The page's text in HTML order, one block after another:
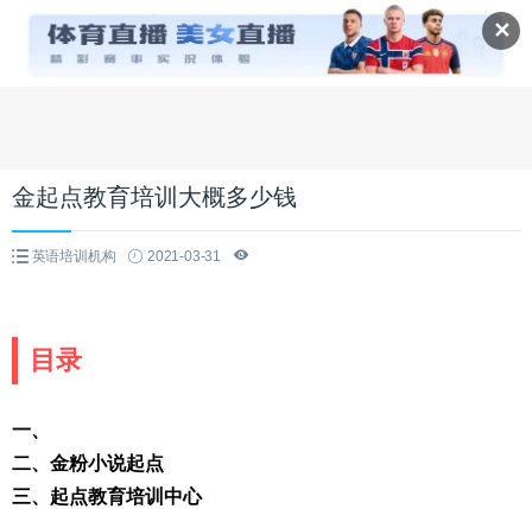
✕
金起点教育培训大概多少钱
英语培训机构 2021-03-31
目录
一、
二、金粉小说起点
三、起点教育培训中心